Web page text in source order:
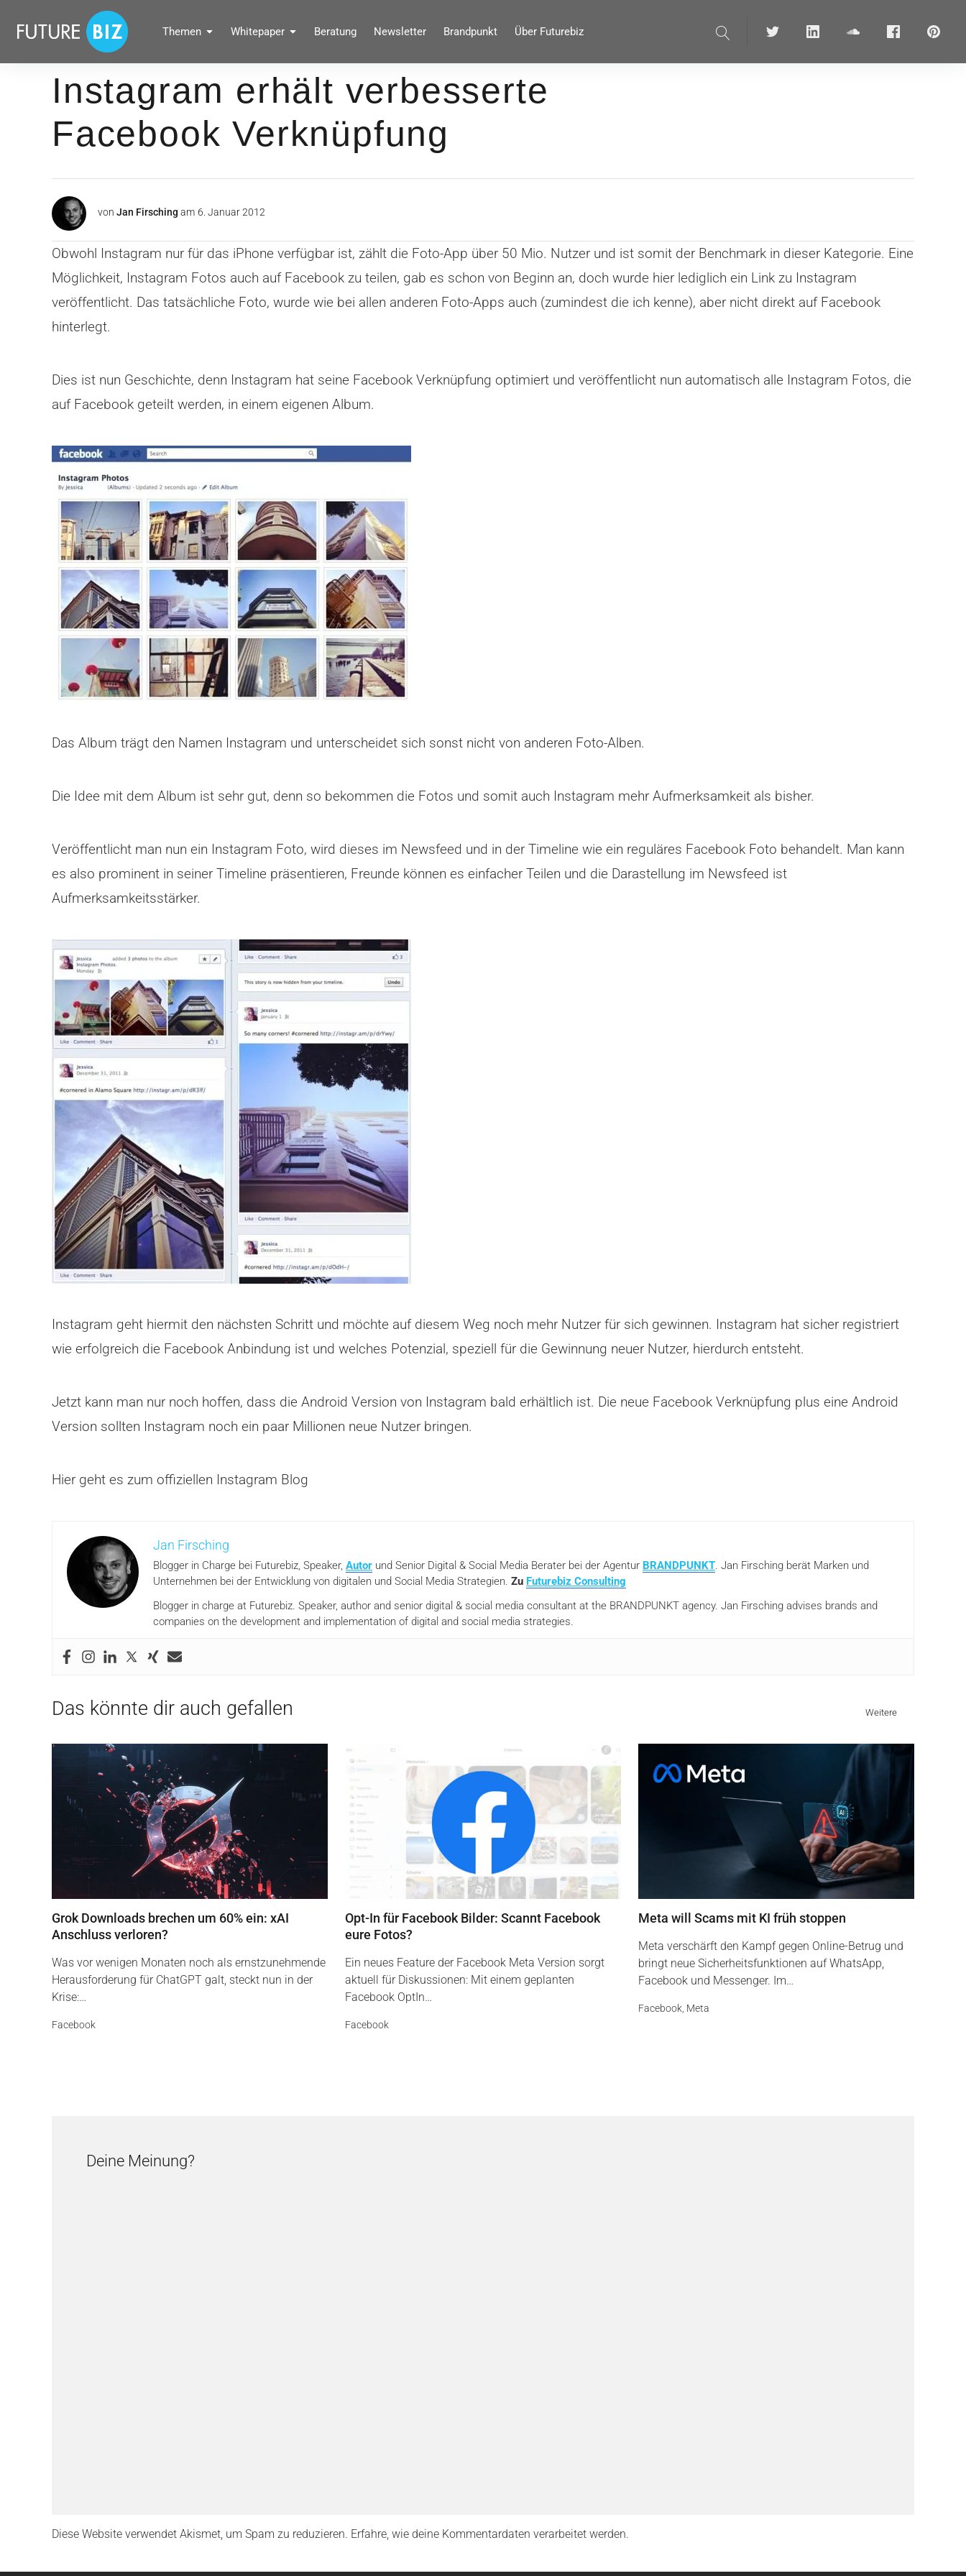
überspringen
FUTUREBIZ
Social Media Marketing Blog für Unternehmen by BRANDPUNKT
Themen Whitepaper Beratung Newsletter Brandpunkt Über Futurebiz
Suche Twitter linkedin soundcloudFacebook
Instagram erhält verbesserte
Facebook Verknüpfung
von Jan Firsching am 6. Januar 2012
Obwohl Instagram nur für das iPhone verfügbar ist, zählt die Foto-App über 50 Mio. Nutzer und ist somit der Benchmark in dieser Kategorie. Eine
Möglichkeit, Instagram Fotos auch auf Facebook zu teilen, gab es schon von Beginn an, doch wurde hier lediglich ein Link zu Instagram
veröffentlicht. Das tatsächliche Foto, wurde wie bei allen anderen Foto-Apps auch (zumindest die ich kenne), aber nicht direkt auf Facebook
hinterlegt.
Dies ist nun Geschichte, denn Instagram hat seine Facebook Verknüpfung optimiert und veröffentlicht nun automatisch alle Instagram Fotos, die
auf Facebook geteilt werden, in einem eigenen Album.
Das Album trägt den Namen Instagram und unterscheidet sich sonst nicht von anderen Foto-Alben.
Die Idee mit dem Album ist sehr gut, denn so bekommen die Fotos und somit auch Instagram mehr Aufmerksamkeit als bisher.
Veröffentlicht man nun ein Instagram Foto, wird dieses im Newsfeed und in der Timeline wie ein reguläres Facebook Foto behandelt. Man kann
es also prominent in seiner Timeline präsentieren, Freunde können es einfacher Teilen und die Darastellung im Newsfeed ist
Aufmerksamkeitsstärker.
Instagram geht hiermit den nächsten Schritt und möchte auf diesem Weg noch mehr Nutzer für sich gewinnen. Instagram hat sicher registriert
wie erfolgreich die Facebook Anbindung ist und welches Potenzial, speziell für die Gewinnung neuer Nutzer, hierdurch entsteht.
Jetzt kann man nur noch hoffen, dass die Android Version von Instagram bald erhältlich ist. Die neue Facebook Verknüpfung plus eine Android
Version sollten Instagram noch ein paar Millionen neue Nutzer bringen.
Hier geht es zum offiziellen Instagram Blog
Jan Firsching
Blogger in Charge bei Futurebiz, Speaker, Autor und Senior Digital & Social Media Berater bei der Agentur BRANDPUNKT. Jan Firsching berät Marken und
Unternehmen bei der Entwicklung von digitalen und Social Media Strategien. Zu Futurebiz Consulting
Blogger in charge at Futurebiz. Speaker, author and senior digital & social media consultant at the BRANDPUNKT agency. Jan Firsching advises brands and
companies on the development and implementation of digital and social media strategies.
Das könnte dir auch gefallen Weitere
Grok Downloads brechen um 60% ein: xAI
Anschluss verloren?
Was vor wenigen Monaten noch als ernstzunehmende
Herausforderung für ChatGPT galt, steckt nun in der
Krise:…
Facebook
Opt-In für Facebook Bilder: Scannt Facebook
eure Fotos?
Ein neues Feature der Facebook Meta Version sorgt
aktuell für Diskussionen: Mit einem geplanten
Facebook OptIn…
Facebook
Meta will Scams mit KI früh stoppen
Meta verschärft den Kampf gegen Online-Betrug und
bringt neue Sicherheitsfunktionen auf WhatsApp,
Facebook und Messenger. Im…
Facebook Meta
Deine Meinung?
Diese Website verwendet Akismet, um Spam zu reduzieren. Erfahre, wie deine Kommentardaten verarbeitet werden.